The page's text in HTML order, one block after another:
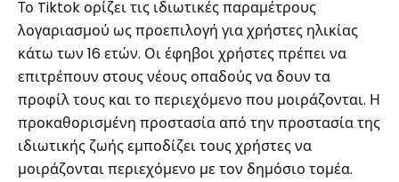
Το Tiktok ορίζει τις ιδιωτικές παραμέτρους
λογαριασμού ως προεπιλογή για χρήστες ηλικίας
κάτω των 16 ετών. Οι έφηβοι χρήστες πρέπει να
επιτρέπουν στους νέους οπαδούς να δουν τα
προφίλ τους και το περιεχόμενο που μοιράζονται. Η
προκαθορισμένη προστασία από την προστασία της
ιδιωτικής ζωής εμποδίζει τους χρήστες να
μοιράζονται περιεχόμενο με τον δημόσιο τομέα.